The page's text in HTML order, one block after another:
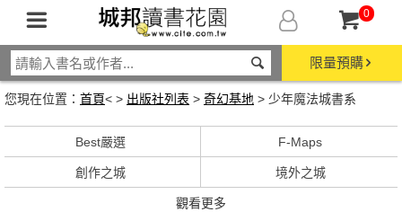
0
限量預購
您現在位置： 首頁< > 出版社列表 > 奇幻基地 > 少年魔法城書系
Best嚴選 F-Maps
創作之城 境外之城
觀看更多